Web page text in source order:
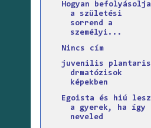
Hogyan befolyásolja
a születési
sorrend a
személyi...
Nincs cím
juvenilis plantaris
drmatózisok
képekben
Egoista és hiú lesz
a gyerek, ha így
neveled